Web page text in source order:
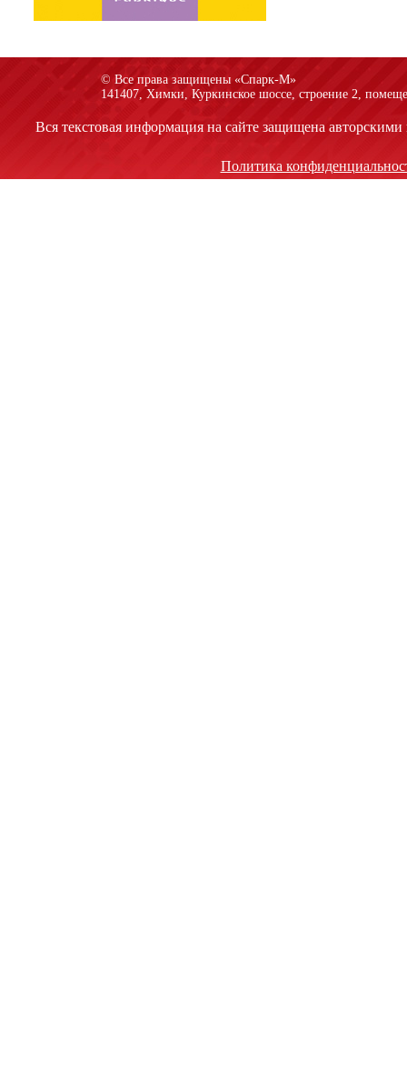
© Все права защищены «Спарк-M»
141407, Химки, Куркинское шоссе, строение 2,
Вся текстовая информация на сайте защищена
Политика